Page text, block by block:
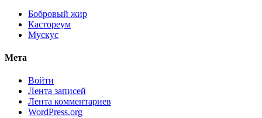
Бобровый жир
Кастореум
Мускус
Мета
Войти
Лента записей
Лента комментариев
WordPress.org